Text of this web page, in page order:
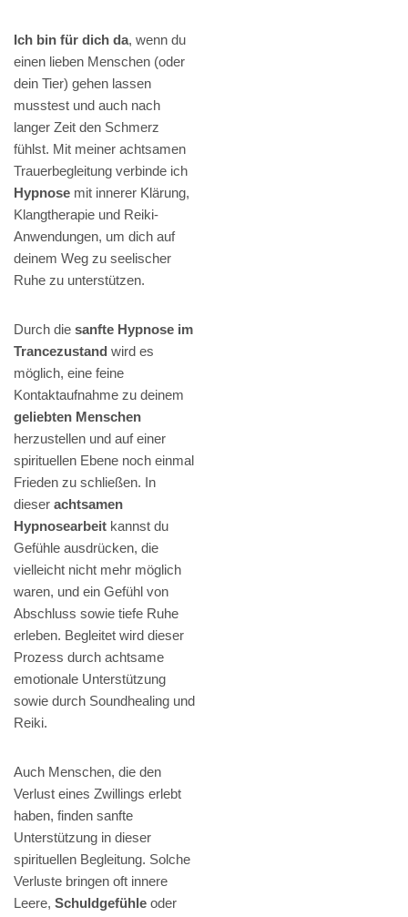
Ich bin für dich da, wenn du
einen lieben Menschen (oder
dein Tier) gehen lassen
musstest und auch nach
langer Zeit den Schmerz
fühlst. Mit meiner achtsamen
Trauerbegleitung verbinde ich
Hypnose mit innerer Klärung,
Klangtherapie und Reiki-
Anwendungen, um dich auf
deinem Weg zu seelischer
Ruhe zu unterstützen.
Durch die sanfte Hypnose im
Trancezustand wird es
möglich, eine feine
Kontaktaufnahme zu deinem
geliebten Menschen
herzustellen und auf einer
spirituellen Ebene noch einmal
Frieden zu schließen. In
dieser achtsamen
Hypnosearbeit kannst du
Gefühle ausdrücken, die
vielleicht nicht mehr möglich
waren, und ein Gefühl von
Abschluss sowie tiefe Ruhe
erleben. Begleitet wird dieser
Prozess durch achtsame
emotionale Unterstützung
sowie durch Soundhealing und
Reiki.
Auch Menschen, die den
Verlust eines Zwillings erlebt
haben, finden sanfte
Unterstützung in dieser
spirituellen Begleitung. Solche
Verluste bringen oft innere
Leere, Schuldgefühle oder